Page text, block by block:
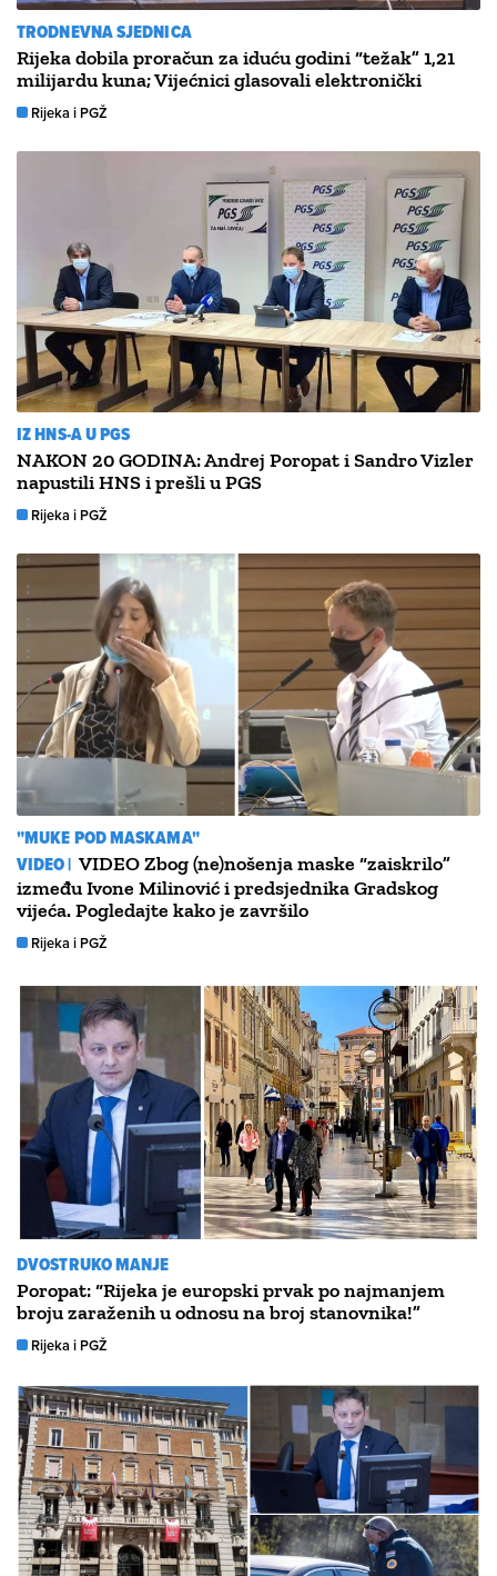
TRODNEVNA SJEDNICA
Rijeka dobila proračun za iduću godini “težak” 1,21
milijardu kuna; Vijećnici glasovali elektronički
Rijeka i PGŽ
IZ HNS-A U PGS
NAKON 20 GODINA: Andrej Poropat i Sandro Vizler
napustili HNS i prešli u PGS
Rijeka i PGŽ
"MUKE POD MASKAMA"
VIDEO | VIDEO Zbog (ne)nošenja maske “zaiskrilo”
između Ivone Milinović i predsjednika Gradskog
vijeća. Pogledajte kako je završilo
Rijeka i PGŽ
DVOSTRUKO MANJE
Poropat: “Rijeka je europski prvak po najmanjem
broju zaraženih u odnosu na broj stanovnika!”
Rijeka i PGŽ